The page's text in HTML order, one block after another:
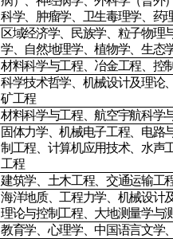
科学、肿瘤学、卫生毒理学、药
区域经济学、民族学、粒子物理
学、自然地理学、植物学、生态
材料科学与工程、冶金工程、控
科学技术哲学、机械设计及理论
矿工程
材料科学与工程、航空宇航科学
固体力学、机械电子工程、电路
制工程、计算机应用技术、水声
工程
建筑学、土木工程、交通运输工
海洋地质、工程力学、机械设计
理论与控制工程、大地测量学与
教育学、心理学、中国语言文学